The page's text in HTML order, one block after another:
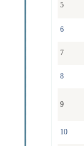
5
6
7
8
9
10